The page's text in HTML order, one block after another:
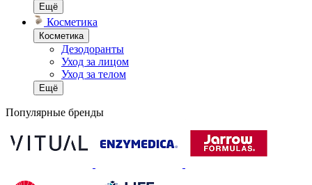
Ещё
Косметика
Косметика
Дезодоранты
Уход за лицом
Уход за телом
Ещё
Популярные бренды